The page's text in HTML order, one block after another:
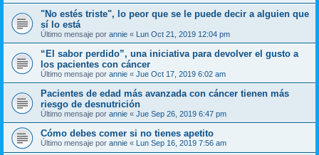
"No estés triste", lo peor que se le puede decir a alguien que
sí lo está
Último mensaje por annie « Lun Oct 21, 2019 12:04 pm
“El sabor perdido”, una iniciativa para devolver el gusto a
los pacientes con cáncer
Último mensaje por annie « Jue Oct 17, 2019 6:02 am
Pacientes de edad más avanzada con cáncer tienen más
riesgo de desnutrición
Último mensaje por annie « Jue Sep 26, 2019 6:47 pm
Cómo debes comer si no tienes apetito
Último mensaje por annie « Lun Sep 16, 2019 7:56 am